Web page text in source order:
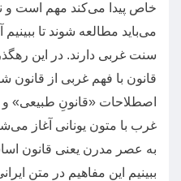
خاص پیدا می‌کند مهم است و
می‌باید مطالعه شوند تا ببینیم
سنت غربی دارند. در این
قانون با فهم غربی از قانون
اصطلاحات «قانونِ طبیعی» و
غرب با متون یونانی آغاز
به عصر مدرن یعنی قانون
ببینیم این مفاهیم در متن